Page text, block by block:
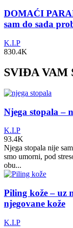
DOMAĆI
sam do sada
K.I.P
830.4K
SVIĐA VAM
Njega stopala –
K.I.P
93.4K
Njega stopala nije
smo umorni, pod
obu...
Piling kože – uz
njegovane kože
K.I.P